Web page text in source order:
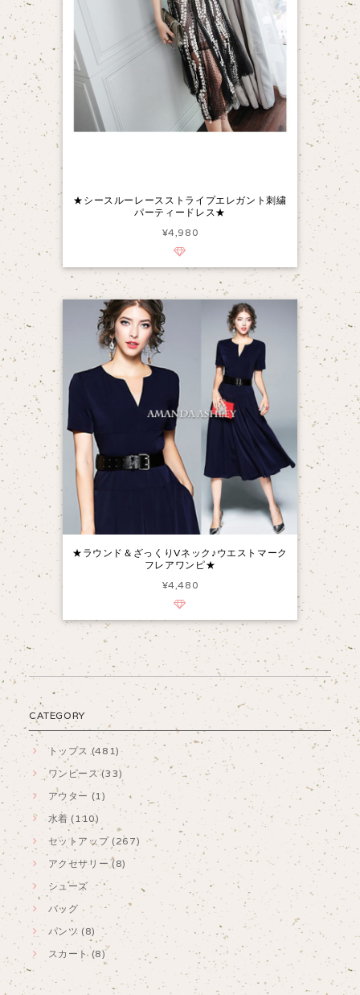
★シースルーレースストライプエレガント刺繍
パーティードレス★
¥4,980
★ラウンド＆ざっくりVネック♪ウエストマーク
フレアワンピ★
¥4,480
CATEGORY
トップス (481)
ワンピース (33)
アウター (1)
水着 (110)
セットアップ (267)
アクセサリー (8)
シューズ
バッグ
パンツ (8)
スカート (8)